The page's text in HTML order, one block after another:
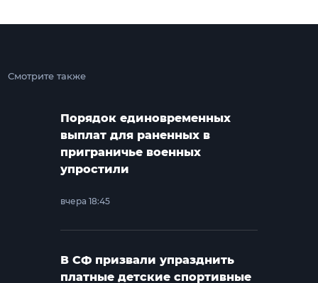
Смотрите также
Порядок единовременных
выплат для раненных в
приграничье военных
упростили
вчера 18:45
В СФ призвали упразднить
платные детские спортивные